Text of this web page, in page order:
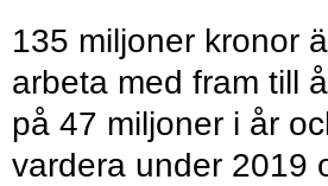
135 miljoner kronor
arbeta med fram till
på 47 miljoner i år
vardera under 2019